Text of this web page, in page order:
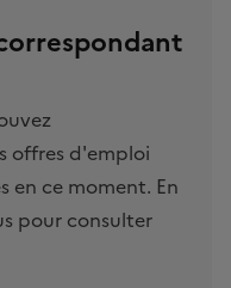
offres d'emploi
en ce moment. En
pour consulter